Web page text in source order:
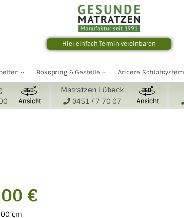
Hier einfach Termin vereinbaren
Boxspring & Gestelle Andere Schlafsystem
Matratzen Lübeck
0451 / 7 70 07
€
cm